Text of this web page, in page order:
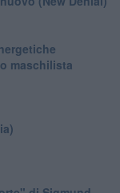
maschilista